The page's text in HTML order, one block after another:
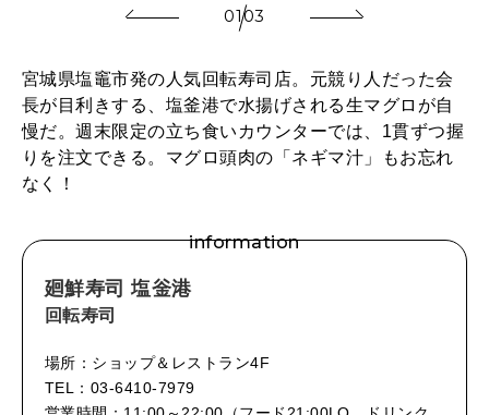
0103
宮城県塩竈市発の人気回転寿司店。元競り人だった会
長が目利きする、塩釜港で水揚げされる生マグロが自
慢だ。週末限定の立ち食いカウンターでは、1貫ずつ握
りを注文できる。マグロ頭肉の「ネギマ汁」もお忘れ
なく！
information
廻鮮寿司 塩釡港
回転寿司
場所：ショップ＆レストラン4F
TEL：03-6410-7979